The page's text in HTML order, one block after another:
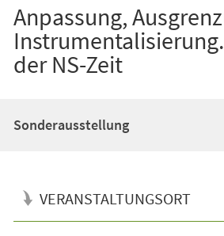
Anpassung,
der NS-Zeit
Sonderausstellung
VERANSTALTUNGSORT